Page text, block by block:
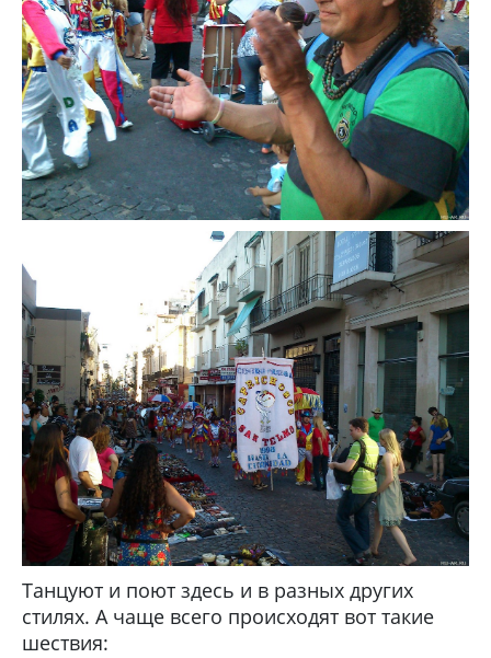
Танцуют и поют здесь и в разных других
стилях. А чаще всего происходят вот такие
шествия: